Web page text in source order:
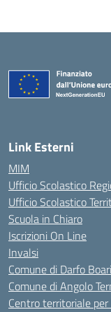
Link Esterni
MIM
Ufficio Scolastico
Ufficio Scolastico
Scuola in Chiaro
Iscrizioni On Line
Invalsi
Comune di Darfo
Comune di Angolo
Centro territoriale per